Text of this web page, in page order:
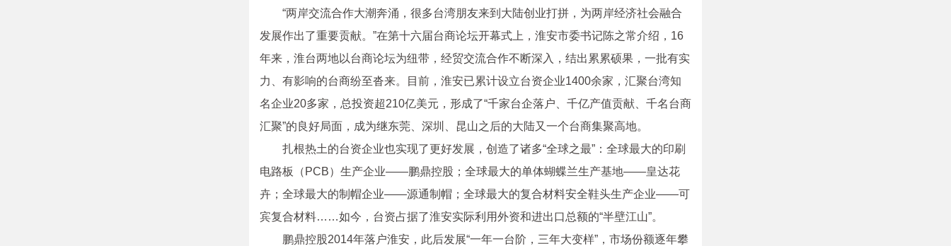
“两岸交流合作大潮奔涌，很多台湾朋友来到大陆创业打拼，为两岸经济社会融合
发展作出了重要贡献。”在第十六届台商论坛开幕式上，淮安市委书记陈之常介绍，16
年来，淮台两地以台商论坛为纽带，经贸交流合作不断深入，结出累累硕果，一批有实
力、有影响的台商纷至沓来。目前，淮安已累计设立台资企业1400余家，汇聚台湾知
名企业20多家，总投资超210亿美元，形成了“千家台企落户、千亿产值贡献、千名台商
汇聚”的良好局面，成为继东莞、深圳、昆山之后的大陆又一个台商集聚高地。
扎根热土的台资企业也实现了更好发展，创造了诸多“全球之最”：全球最大的印刷
电路板（PCB）生产企业——鹏鼎控股；全球最大的单体蝴蝶兰生产基地——皇达花
卉；全球最大的制帽企业——源通制帽；全球最大的复合材料安全鞋头生产企业——可
宾复合材料……如今，台资占据了淮安实际利用外资和进出口总额的“半壁江山”。
鹏鼎控股2014年落户淮安，此后发展“一年一台阶，三年大变样”，市场份额逐年攀